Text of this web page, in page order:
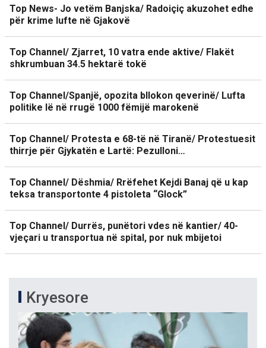
Top News- Jo vetëm Banjska/ Radoiçiç akuzohet edhe
për krime lufte në Gjakovë
Top Channel/ Zjarret, 10 vatra ende aktive/ Flakët
shkrumbuan 34.5 hektarë tokë
Top Channel/Spanjë, opozita bllokon qeverinë/ Lufta
politike lë në rrugë 1000 fëmijë marokenë
Top Channel/ Protesta e 68-të në Tiranë/ Protestuesit
thirrje për Gjykatën e Lartë: Pezulloni…
Top Channel/ Dëshmia/ Rrëfehet Kejdi Banaj që u kap
teksa transportonte 4 pistoleta “Glock”
Top Channel/ Durrës, punëtori vdes në kantier/ 40-
vjeçari u transportua në spital, por nuk mbijetoi
Kryesore